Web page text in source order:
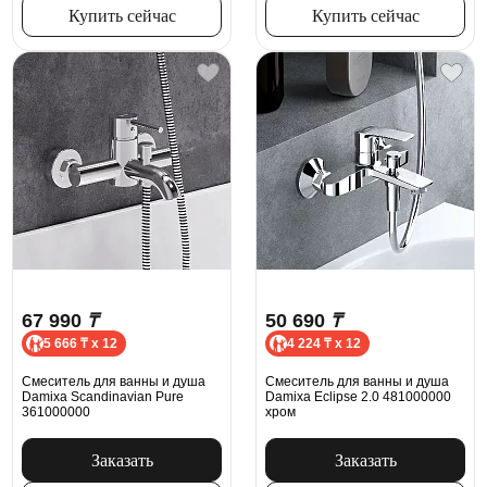
Купить сейчас Купить сейчас
67 990 ₸
5 666 ₸ x 12
Смеситель для ванны и душа
Damixa Scandinavian Pure
361000000
Заказать
50 690 ₸
4 224 ₸ x 12
Смеситель для ванны и душа
Damixa Eclipse 2.0 481000000
хром
Заказать